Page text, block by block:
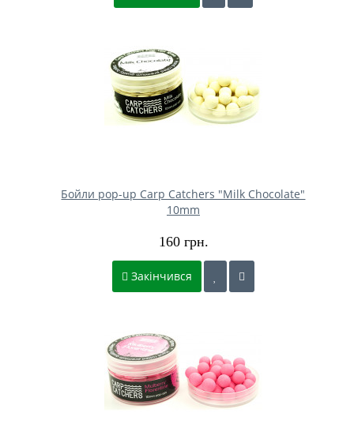
Бойли pop-up Carp Catchers "Milk Chocolate"
10mm
160 грн.
Закінчився